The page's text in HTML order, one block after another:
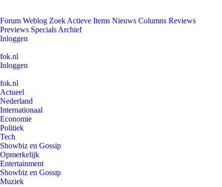
Forum Weblog Zoek Actieve Items Nieuws Columns Reviews
Previews Specials Archief
Inloggen
fok.nl
Inloggen
fok.nl
Actueel
Nederland
Internationaal
Economie
Politiek
Tech
Showbiz en Gossip
Opmerkelijk
Entertainment
Showbiz en Gossip
Muziek